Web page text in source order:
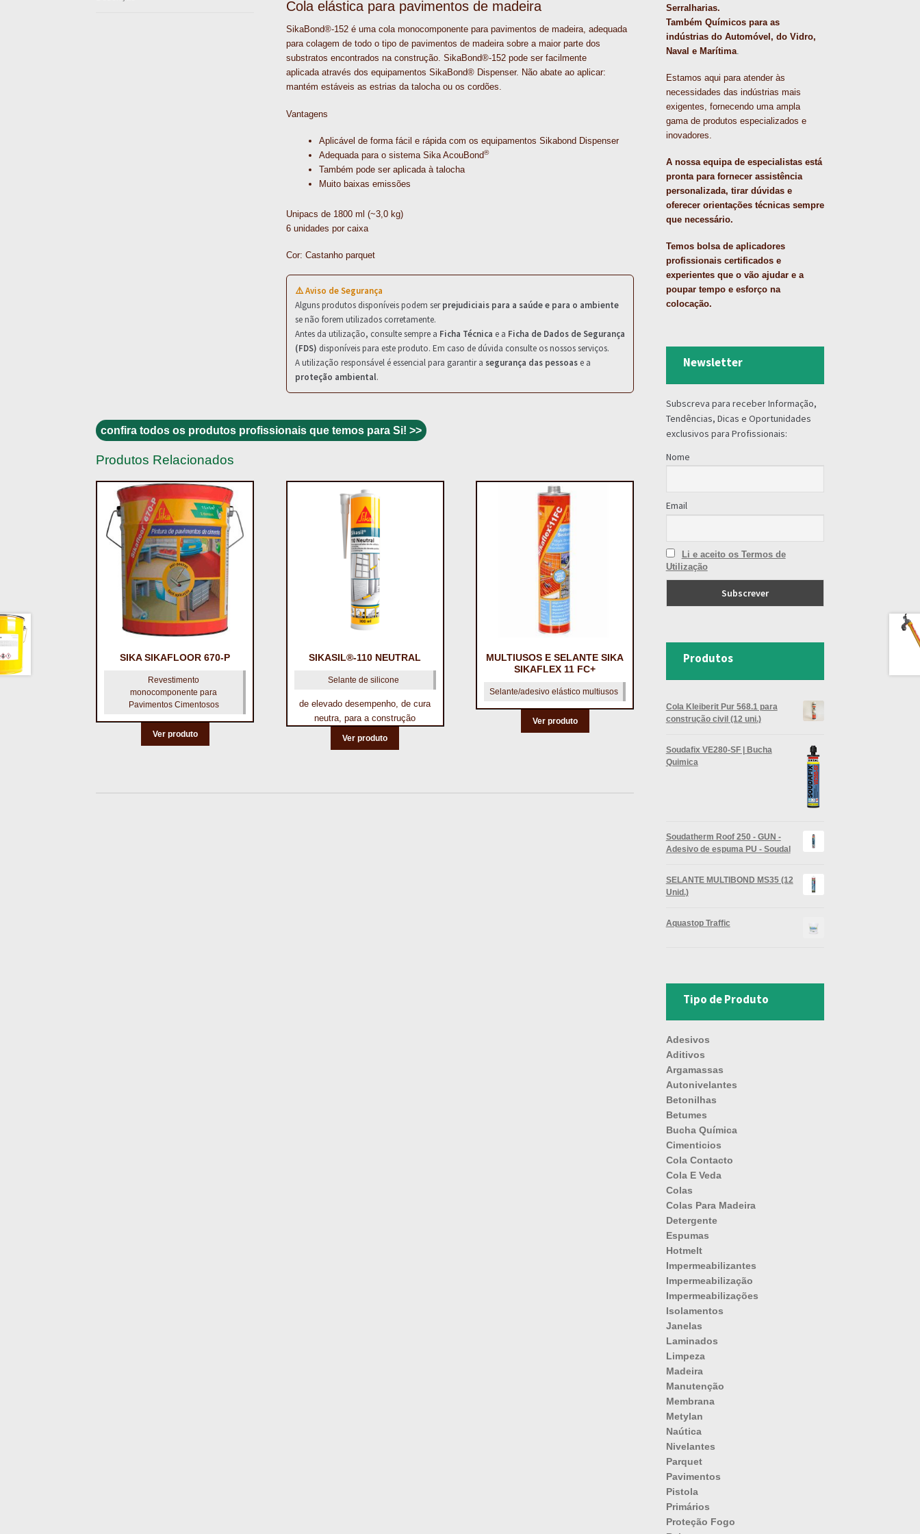
o
e
t
I
p
Cola elástica para pavimentos de madeira
SikaBond®-152 é uma cola monocomponente para pavimentos de madeira, adequada
para colagem de todo o tipo de pavimentos de madeira sobre a maior parte dos
substratos encontrados na construção. SikaBond®-152 pode ser facilmente
aplicada através dos equipamentos SikaBond® Dispenser. Não abate ao aplicar:
mantém estáveis as estrias da talocha ou os cordões.
Vantagens
Aplicável de forma fácil e rápida com os equipamentos Sikabond Dispenser
Adequada para o sistema Sika AcouBond®
Também pode ser aplicada à talocha
Muito baixas emissões
Unipacs de 1800 ml (~3,0 kg)
6 unidades por caixa
Cor: Castanho parquet
⚠️ Aviso de Segurança
Alguns produtos disponíveis podem serprejudiciais para a saúde e para o ambiente
se não forem utilizados corretamente.
Antes da utilização, consulte sempre a Ficha Técnica e a Ficha de Dados de Segurança
(FDS) disponíveis para este produto. Em caso de dúvida consulte os nossos serviços.
A utilização responsável é essencial para garantir a segurança das pessoase a
proteção ambiental.
confira todos os produtos profissionais que temos para Si! >>
Produtos Relacionados
SIKA SIKAFLOOR 670-P
Revestimento
monocomponente para
Pavimentos Cimentosos
Ver produto
product
SIKASIL®-110 NEUTRAL
Selante de silicone
de elevado desempenho, de cura
neutra, para a construção
Ver produto
MULTIUSOS E SELANTE SIKA
SIKAFLEX 11 FC+
Selante/adesivo elástico multiusos
Ver produto
Serralharias.
Também Químicos para as
indústrias do Automóvel, do Vidro,
Naval e Marítima.
Estamos aqui para atender às
necessidades das indústrias mais
exigentes, fornecendo uma ampla
gama de produtos especializados e
inovadores.
A nossa equipa de especialistas está
pronta para fornecer assistência
personalizada, tirar dúvidas e
oferecer orientações técnicas sempre
que necessário.
Temos bolsa de aplicadores
profissionais certificados e
experientes que o vão ajudar e a
poupar tempo e esforço na
colocação.
Newsletter
Subscreva para receber Informação,
Tendências, Dicas e Oportunidades
exclusivos para Profissionais:
Nome
Email
Li e aceito os Termos de
Utilização
Produtos
Cola Kleiberit Pur 568.1 para
construção civil (12 uni.)
Soudafix VE280-SF | Bucha
Quimica
Soudatherm Roof 250 - GUN -
Adesivo de espuma PU - Soudal
SELANTE MULTIBOND MS35 (12
Unid.)
Aquastop Traffic
Tipo de Produto
Adesivos
Aditivos
Argamassas
Autonivelantes
Betonilhas
Betumes
Bucha Química
Cimenticios
Cola Contacto
Cola E Veda
Colas
Colas Para Madeira
Detergente
Espumas
Hotmelt
Impermeabilizantes
Impermeabilização
Impermeabilizações
Isolamentos
Janelas
Laminados
Limpeza
Madeira
Manutenção
Membrana
Metylan
Naútica
Nivelantes
Parquet
Pavimentos
Pistola
Primários
Proteção Fogo